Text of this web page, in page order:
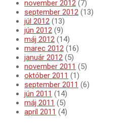
november 2012 (7)
september 2012 (13)
júl 2012 (13)
jún 2012 (9)
máj 2012 (14)
marec 2012 (16)
január 2012 (5)
november 2011 (5)
október 2011 (1)
september 2011 (6)
jún 2011 (14)
máj 2011 (5)
apríl 2011 (4)